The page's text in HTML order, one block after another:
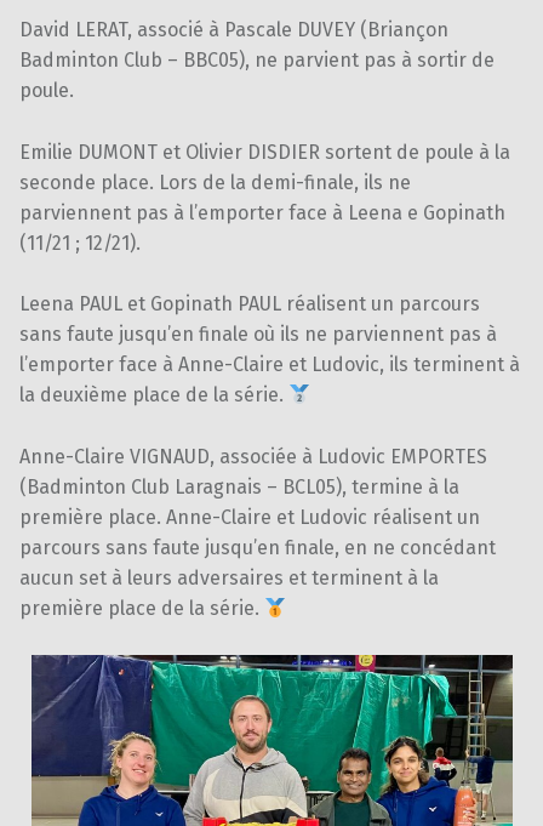
David LERAT, associé à Pascale DUVEY (Briançon
Badminton Club – BBC05), ne parvient pas à sortir de
poule.
Emilie DUMONT et Olivier DISDIER sortent de poule à la
seconde place. Lors de la demi-finale, ils ne
parviennent pas à l’emporter face à Leena e Gopinath
(11/21 ; 12/21).
Leena PAUL et Gopinath PAUL réalisent un parcours
sans faute jusqu’en finale où ils ne parviennent pas à
l’emporter face à Anne-Claire et Ludovic, ils terminent à
la deuxième place de la série.
Anne-Claire VIGNAUD, associée à Ludovic EMPORTES
(Badminton Club Laragnais – BCL05), termine à la
première place. Anne-Claire et Ludovic réalisent un
parcours sans faute jusqu’en finale, en ne concédant
aucun set à leurs adversaires et terminent à la
première place de la série.